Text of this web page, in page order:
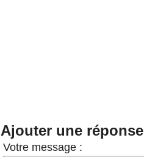
Ajouter une réponse
Votre message :